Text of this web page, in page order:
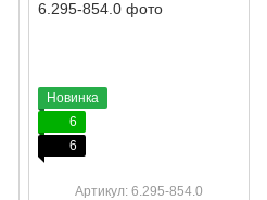
Новинка
6
6
Артикул: 6.295-854.0